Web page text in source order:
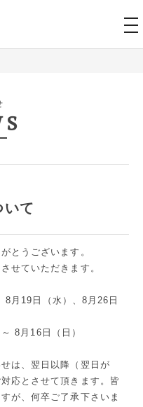
いて
とうございます。
せていただきます。
月19日（水）、8月26日
8月16日（日）
は、翌日以降（翌日が
応とさせて頂きます。皆
が、何卒ご了承下さいま